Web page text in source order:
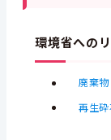
環境省への
廃棄
再生